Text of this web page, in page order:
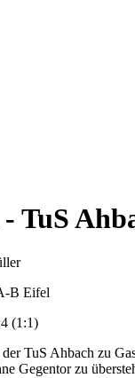
TuS
B Eifel
(1:1)
TuS Ahbach zu
Gegentor zu